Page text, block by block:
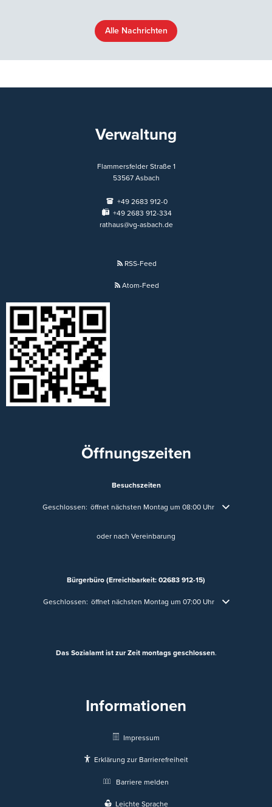
Alle Nachrichten
Verwaltung
Flammersfelder Straße 1
53567 Asbach
+49 2683 912-0
+49 2683 912-334
rathaus@vg-asbach.de
RSS-Feed
Atom-Feed
Öffnungszeiten
Besuchszeiten
Klicken, um weitere Öffnungs- oder Schließzeiten auszublenden
Geschlossen: öffnet nächsten Montag um 08:00 Uhr
oder nach Vereinbarung
Bürgerbüro (Erreichbarkeit: 02683 912-15)
Klicken, um weitere Öffnungs- oder Schließzeiten auszublenden
Geschlossen: öffnet nächsten Montag um 07:00 Uhr
Das Sozialamt ist zur Zeit montags geschlossen.
Informationen
Impressum
Erklärung zur Barrierefreiheit
Barriere melden
Leichte Sprache